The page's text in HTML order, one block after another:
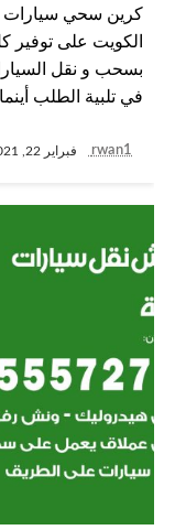
كرين سحي سيارات
الكويت على توفير
بسحب و نقل
في تلبية الطلب
rwan1 فبراير 22, 2021